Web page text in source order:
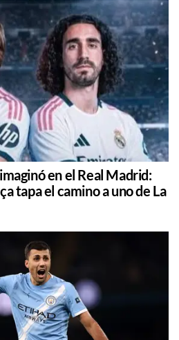
en el Real Madrid:
tapa el camino a uno de La